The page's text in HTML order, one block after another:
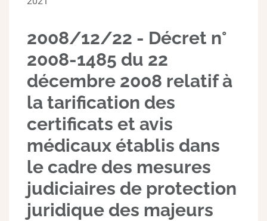
2008/12/22 - Décret n°
2008-1485 du 22
décembre 2008 relatif à
la tarification des
certificats et avis
médicaux établis dans
le cadre des mesures
judiciaires de protection
juridique des majeurs